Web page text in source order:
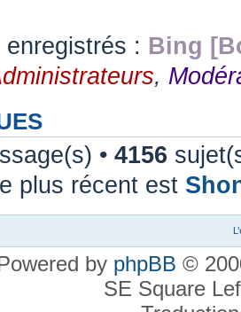
: Bing
,
• 4156
plus récent est
by phpBB ©
SE Square